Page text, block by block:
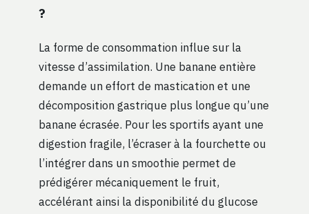
?
La forme de consommation influe sur la
vitesse d’assimilation. Une banane entière
demande un effort de mastication et une
décomposition gastrique plus longue qu’une
banane écrasée. Pour les sportifs ayant une
digestion fragile, l’écraser à la fourchette ou
l’intégrer dans un smoothie permet de
prédigérer mécaniquement le fruit,
accélérant ainsi la disponibilité du glucose